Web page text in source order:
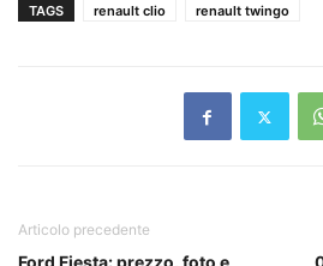
TAGS renault clio renault twingo
Articolo precedente